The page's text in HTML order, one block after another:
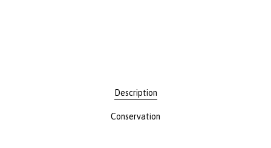
Description
Conservation